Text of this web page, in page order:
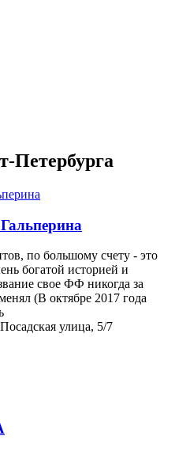
по большому счету - это
богатой историей и
свое ФФ никогда за
(В октябре 2017 года
улица, 5/7